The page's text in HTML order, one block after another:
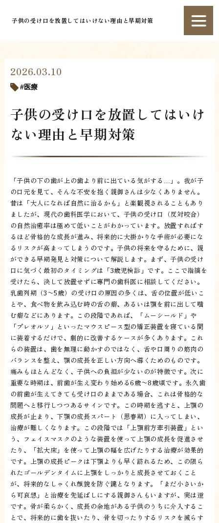
子供の受け口を放置してはいけない理由と早期対策
2026.03.10
医療
子供の受け口を放置してはいけ
ない理由と早期対策
「子供の下の歯が上の歯より前に出ている気がする…」。我が子
の口元を見て、そんな不安を抱く親御さんは少なくありません。
昔は「大人になれば自然に治るかも」と楽観視されることもあり
ましたが、現代の歯科医学において、子供の受け口（反対咬合）
の自然治癒率は極めて低いことがわかっています。放置すればす
るほど骨格的な成長が進み、将来的に大掛かりな手術が必要にな
るリスクが高まってしまうのです。子供の将来を守るために、親
ができる早期発見と対策について解説します。まず、子供の受け
口に気づく最初のタイミングは「3歳児検診」です。ここで指摘を
受けたら、決して放置せずに専門の歯科医に相談してください。
乳歯列期（3〜5歳）の受け口の原因の多くは、舌の位置が低いこ
とや、食べ物を飲み込む時の舌の癖、あるいは顎を前に出して噛
む癖などにあります。この段階であれば、「ムーシールド」や
「プレオルソ」といったマウスピース型の矯正装置を寝ている間
に装着するだけで、劇的に改善するケースが多くあります。これ
らの装置は、歯を無理に動かすのではなく、舌や口周りの筋肉の
バランスを整え、顎の成長を正しい方向へ導くためのものです。
痛みもほとんどなく、子供への負担が少ないのが特徴です。次に
重要な時期は、前歯が生え変わり始める6歳〜8歳頃です。永久歯
の前歯が生えてきても受け口のままである場合、これは骨格的な
問題へと移行しつつあるサインです。この時期を逃すと、上顎の
成長が止まり、下顎の成長スパート（思春期）に入ってしまい、
治療が難しくなります。この段階では「上顎前方牽引装置」とい
う、フェイスマスクのような装置を使って上顎の成長を促進させ
たり、「拡大床」を使って上顎の幅を広げたりする治療が効果的
です。上顎の成長ピークは下顎よりも早く訪れるため、この限ら
れたゴールデンタイムに上顎をしっかりと成長させておくこと
が、将来的なしゃくれ顔貌を防ぐ鍵となります。「まだ小さいか
ら可哀想」と治療を先延ばしにする親御さんもいますが、実は逆
です。骨が柔らかく、成長の余地がある子供のうちに介入するこ
とで、将来的に歯を抜いたり、骨を切ったりするリスクを減らす